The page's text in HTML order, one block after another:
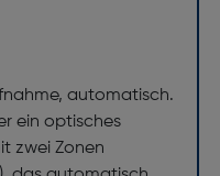
automatisch.
ein optisches
zwei Zonen